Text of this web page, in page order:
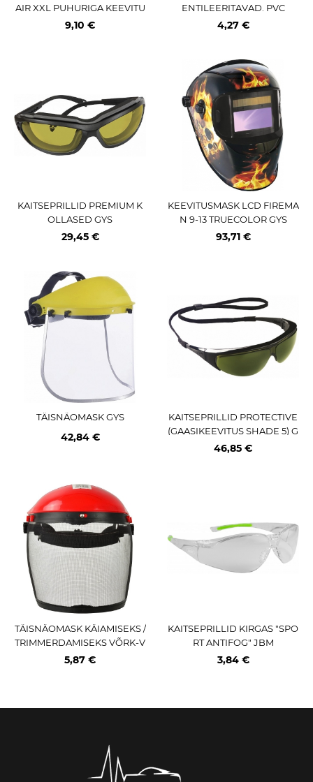
AIR XXL PUHURIGA KEEVITU
SMASKILE 5TK
9,10 €
ENTILEERITAVAD. PVC
4,27 €
KAITSEPRILLID PREMIUM K
OLLASED GYS
29,45 €
KEEVITUSMASK LCD FIREMA
N 9-13 TRUECOLOR GYS
93,71 €
TÄISNÄOMASK GYS
42,84 €
KAITSEPRILLID PROTECTIVE
(GAASIKEEVITUS SHADE 5) G
YS
46,85 €
TÄISNÄOMASK KÄIAMISEKS /
TRIMMERDAMISEKS VÕRK-V
ISIIR JOHN GARDENER
5,87 €
KAITSEPRILLID KIRGAS "SPO
RT ANTIFOG" JBM
3,84 €